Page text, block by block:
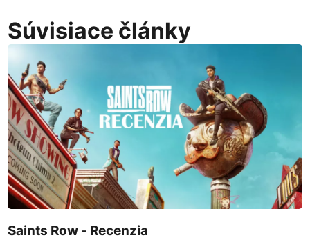
Súvisiace články
Saints Row - Recenzia